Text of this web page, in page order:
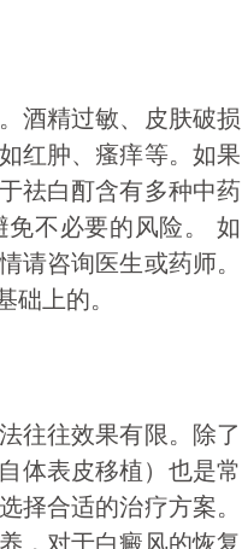
酒精过敏、皮肤破损
红肿、瘙痒等。如果
祛白酊含有多种中药
不必要的风险。 如
请咨询医生或药师。
上的。
往往效果有限。除了
体表皮移植）也是常
择合适的治疗方案。
，对于白癜风的恢复